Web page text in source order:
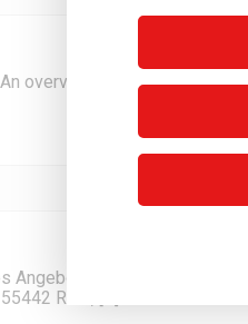
overview of data
Angebot für Sie! Erhalten
Roth, […]